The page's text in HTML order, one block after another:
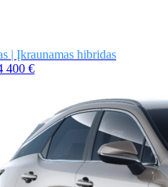
| Įkraunamas hibridas
400 €